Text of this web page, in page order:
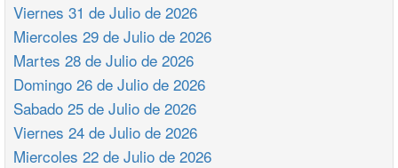
Viernes 31 de Julio de 2026
Miercoles 29 de Julio de 2026
Martes 28 de Julio de 2026
Domingo 26 de Julio de 2026
Sabado 25 de Julio de 2026
Viernes 24 de Julio de 2026
Miercoles 22 de Julio de 2026